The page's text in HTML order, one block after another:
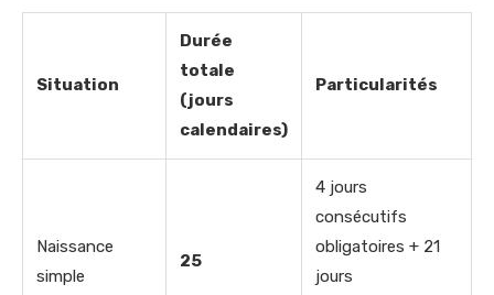
Situation
Durée
totale
(jours
calendaires)
Particularités
Naissance
simple
25
4 jours
consécutifs
obligatoires + 21
jours